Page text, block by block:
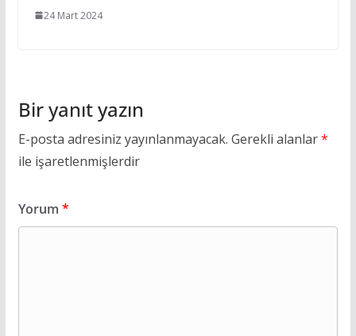
24 Mart 2024
Bir yanıt yazın
E-posta adresiniz yayınlanmayacak. Gerekli alanlar*
ile işaretlenmişlerdir
Yorum *